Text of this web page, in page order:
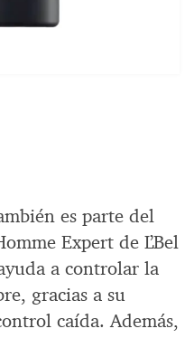
es parte del
Expert de L’Bel
a controlar la
gracias a su
caída. Además,